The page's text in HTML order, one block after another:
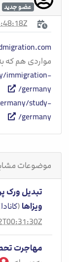
عضو جدید
مواردی هم که
immigration-
germany/
study-
germany/
موضوعات
تبدیل ورک
ویزاها (کانادا
مهاجرت